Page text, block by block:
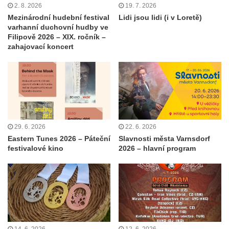
2. 8. 2026
Mezinárodní hudební festival
varhanní duchovní hudby ve
Filipově 2026 – XIX. ročník –
zahajovací koncert
19. 7. 2026
Lidi jsou lidi (i v Loretě)
29. 6. 2026
Eastern Tunes 2026 – Páteční
festivalové kino
22. 6. 2026
Slavnosti města Varnsdorf
2026 – hlavní program